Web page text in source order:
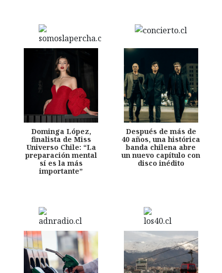
Dominga López,
finalista de Miss
Universo Chile: “La
preparación mental
sí es la más
importante”
Después de más de
40 años, una histórica
banda chilena abre
un nuevo capítulo con
disco inédito